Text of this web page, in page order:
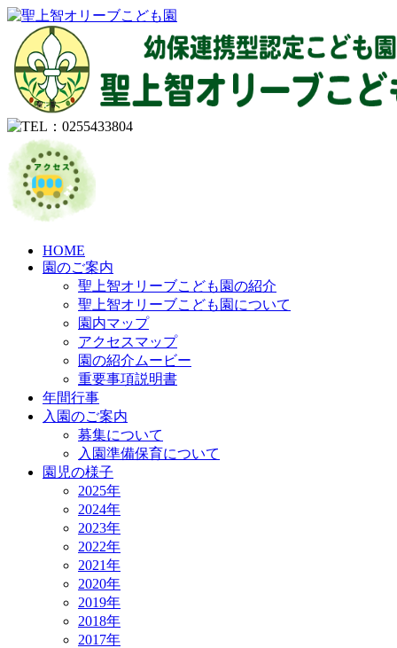
HOME
園のご案内
聖上智オリーブこども園の紹介
聖上智オリーブこども園について
園内マップ
アクセスマップ
園の紹介ムービー
重要事項説明書
年間行事
入園のご案内
募集について
入園準備保育について
園児の様子
2025年
2024年
2023年
2022年
2021年
2020年
2019年
2018年
2017年